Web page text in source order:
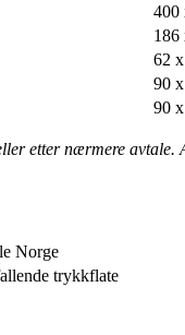
400
186
62
90
90
etter nærmere avtale.
Norge
trykkflate